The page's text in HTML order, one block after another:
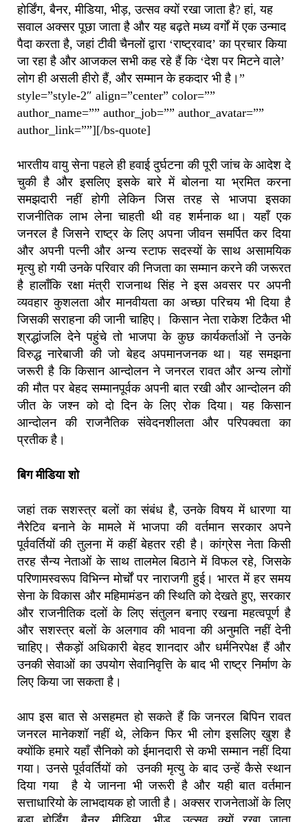
होर्डिंग, बैनर, मीडिया, भीड़, उत्सव क्यों रखा जाता है? हां, यह
सवाल अक्सर पूछा जाता है और यह बढ़ते मध्य वर्गों में एक उन्माद
पैदा करता है, जहां टीवी चैनलों द्वारा ‘राष्ट्रवाद’ का प्रचार किया
जा रहा है और आजकल सभी कह रहे हैं कि ‘देश पर मिटने वाले’
लोग ही असली हीरो हैं, और सम्मान के हकदार भी है।”
style=”style-2″ align=”center” color=””
author_name=”” author_job=”” author_avatar=””
author_link=””][/bs-quote]
भारतीय वायु सेना पहले ही हवाई दुर्घटना की पूरी जांच के आदेश दे
चुकी है और इसलिए इसके बारे में बोलना या भ्रमित करना
समझदारी नहीं होगी लेकिन जिस तरह से भाजपा इसका
राजनीतिक लाभ लेना चाहती थी वह शर्मनाक था।
यहाँ एक
जनरल है जिसने राष्ट्र के लिए अपना जीवन समर्पित कर दिया
और अपनी पत्नी और अन्य स्टाफ सदस्यों के साथ असामयिक
मृत्यु हो गयी उनके परिवार की निजता का सम्मान करने की जरूरत
है हालाँकि रक्षा मंत्री राजनाथ सिंह ने इस अवसर पर अपनी
व्यवहार कुशलता और मानवीयता का अच्छा परिचय भी दिया है
जिसकी सराहना की जानी चाहिए। किसान नेता राकेश टिकैत भी
श्रद्धांजलि देने पहुंचे तो भाजपा के कुछ कार्यकर्ताओं ने उनके
विरुद्ध नारेबाजी की जो बेहद अपमानजनक था। यह समझना
जरूरी है कि किसान आन्दोलन ने जनरल रावत और अन्य लोगों
की मौत पर बेहद सम्मानपूर्वक अपनी बात रखी और आन्दोलन की
जीत के जश्न को दो दिन के लिए रोक दिया। यह किसान
आन्दोलन की राजनैतिक संवेदनशीलता और परिपक्वता का
प्रतीक है।
बिग मीडिया शो
जहां तकसशस्त्र बलों का संबंध है, उनके विषय में धारणा या
नैरेटिव बनाने के मामले मेंभाजपा की वर्तमान सरकार अपने
पूर्ववर्तियों की तुलना में कहीं बेहतर रही है। कांग्रेस नेता किसी
तरह सैन्य नेताओं के साथ तालमेल बिठाने में विफल रहे,जिसके
परिणामस्वरूप विभिन्न मोर्चों पर नाराजगी हुई। भारत में हर समय
सेना के विकास और महिमामंडन की स्थिति को देखते हुए,सरकार
और राजनीतिक दलों के लिए संतुलन बनाए रखना महत्वपूर्ण है
और सशस्त्र बलों के अलगाव की भावना की अनुमति नहीं देनी
चाहिए। सैकड़ों अधिकारी बेहद शानदार और धर्मनिरपेक्ष हैं और
उनकी सेवाओं का उपयोग सेवानिवृत्ति के बाद भी राष्ट्र निर्माण के
लिए किया जा सकता है।
आप इस बात से असहमत हो सकते हैं कि जनरल बिपिन रावत
जनरल मानेकशॉ नहीं थे,लेकिन फिर भी लोग इसलिए खुश है
क्योंकि हमारे यहाँ सैनिको को ईमानदारी से कभी सम्मान नहीं दिया
गया। उनसे पूर्ववर्तियों को उनकी मृत्यु के बाद उन्हें कैसे स्थान
दिया गया है ये जानना भी जरूरी है और यही बात वर्तमान
सत्ताधारियो के लाभदायक हो जाती है। अक्सरराजनेताओं के लिए